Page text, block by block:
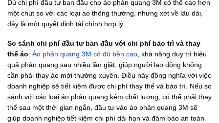
Dù chi phí đầu tư ban đầu cho áo phản quang 3M có thể cao hơn
một chút so với các loại áo thông thường, nhưng xét về lâu dài,
đây là một quyết định tài chính hợp lý.
So sánh chi phí đầu tư ban đầu với chi phí bảo trì và thay
thế áo: Áo phản quang 3M có độ bền cao, khả năng duy trì hiệu
quả phản quang sau nhiều lần giặt, giúp người lao động không
cần phải thay áo mới thường xuyên. Điều này đồng nghĩa với việc
doanh nghiệp sẽ tiết kiệm được chi phí thay thế và bảo trì. Nếu so
sánh với các loại áo phản quang kém chất lượng, có thể phải thay
thế sau một thời gian ngắn, đầu tư vào áo phản quang 3M sẽ
giúp doanh nghiệp tiết kiệm chi phí dài hạn và đảm bảo an toàn